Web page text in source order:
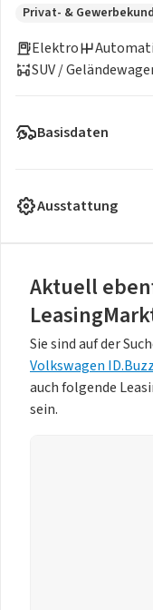
Privat- &
Elektro
SUV /
Basisdaten
Ausstattung
Aktuell
Sie sind auf der
Volkswagen
auch folgende
sein.